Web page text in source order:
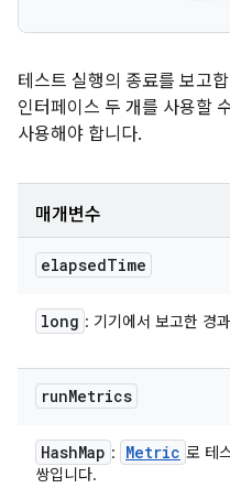
테스트 실행의 종료를 보고
인터페이스 두 개를 사용할
사용해야 합니다.
매개변수
elapsedTime
long : 기기에서 보고한 경
runMetrics
HashMap : Metric 로 테
쌍입니다.